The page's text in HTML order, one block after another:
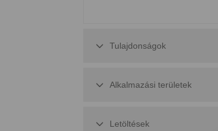
Tulajdonságok
Alkalmazási területek
Letöltések